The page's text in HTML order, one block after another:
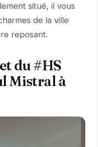
situé, il vous
de la ville
reposant.
du #HS
Mistral à